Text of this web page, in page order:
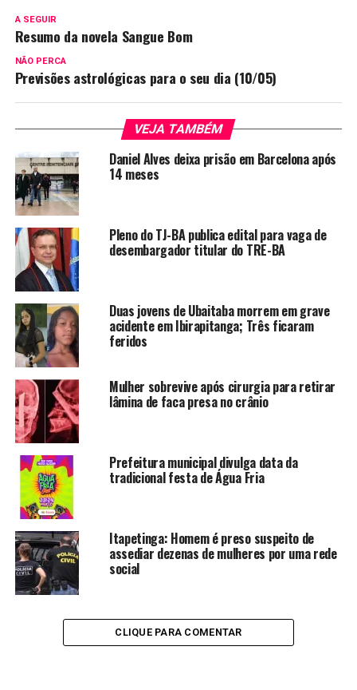
A SEGUIR
Resumo da novela Sangue Bom
NÃO PERCA
Previsões astrológicas para o seu dia (10/05)
VEJA TAMBÉM
Daniel Alves deixa prisão em Barcelona após
14 meses
Pleno do TJ-BA publica edital para vaga de
desembargador titular do TRE-BA
Duas jovens de Ubaitaba morrem em grave
acidente em Ibirapitanga; Três ficaram
feridos
Mulher sobrevive após cirurgia para retirar
lâmina de faca presa no crânio
Prefeitura municipal divulga data da
tradicional festa de Água Fria
Itapetinga: Homem é preso suspeito de
assediar dezenas de mulheres por uma rede
social
CLIQUE PARA COMENTAR